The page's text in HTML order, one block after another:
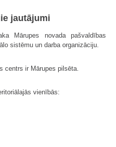
jautājumi
Mārupes novada pašvaldības
sistēmu un darba organizāciju.
centrs ir Mārupes pilsēta.
vienībās: